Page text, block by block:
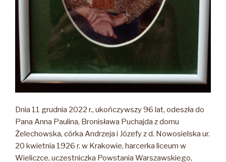
Dnia 11 grudnia 2022 r., ukończywszy 96 lat, odeszła do
Pana Anna Paulina, Bronisława Puchajda z domu
Żelechowska, córka Andrzeja i Józefy z d. Nowosielska ur.
20 kwietnia 1926 r. w Krakowie, harcerka liceum w
Wieliczce, uczestniczka Powstania Warszawskiego,